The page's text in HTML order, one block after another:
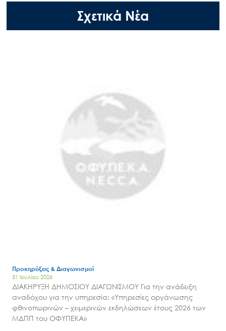
Σχετικά Νέα
Προκηρύξεις & Διαγωνισμοί
31 Ιουλίου 2026
ΔΙΑΚΗΡΥΞΗ ΔΗΜΟΣΙΟΥ ΔΙΑΓΩΝΙΣΜΟΥ Για την ανάδειξη
αναδόχου για την υπηρεσία: «Υπηρεσίες οργάνωσης
φθινοπωρινών – χειμερινών εκδηλώσεων έτους 2026 των
ΜΔΠΠ του ΟΦΥΠΕΚΑ»